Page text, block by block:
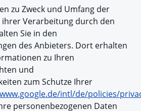
zu Zweck und Umfang der
Verarbeitung durch den
Sie in den
des Anbieters. Dort erhalten
zu Ihren
und
zum Schutze Ihrer
intl/de/policies/
personenbezogenen Daten